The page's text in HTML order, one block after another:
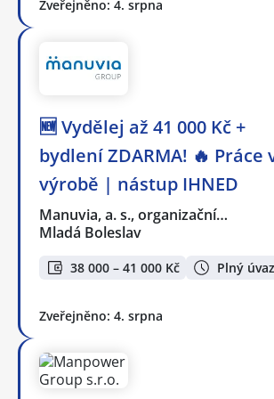
Zveřejněno: 4. srpna
🆕 Vydělej až 41 000 Kč +
bydlení ZDARMA! 🔥 Práce
výrobě | nástup IHNED
Manuvia, a. s., organizační…
Mladá Boleslav
38 000 – 41 000 Kč Plný
Zveřejněno: 4. srpna